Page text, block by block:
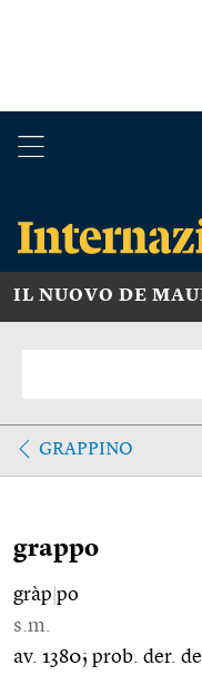
IL NUOVO DE
GRAPPINO
grappo
gràp po
s.m.
av. 1380; prob. der.